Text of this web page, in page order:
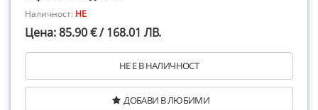
Наличност: НЕ
Цена: 85.90 € / 168.01 ЛВ.
НЕ Е В НАЛИЧНОСТ
ДОБАВИ В ЛЮБИМИ